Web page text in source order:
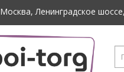
Москва, Ленинградское